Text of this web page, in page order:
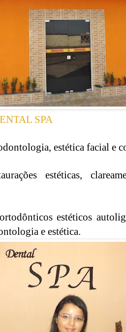
SPA
estética facial e
estéticas,
estéticos
e estética.